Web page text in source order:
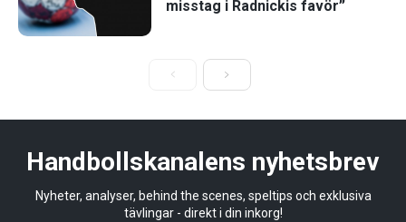
misstag i Radnickis favör”
Handbollskanalens nyhetsbrev
Nyheter, analyser, behind the scenes, speltips och exklusiva
tävlingar - direkt i din inkorg!